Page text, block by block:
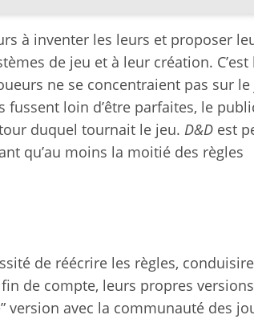
à inventer les leurs et proposer
de jeu et à leur création. C’est
ne se concentraient pas sur le
loin d’être parfaites, le
duquel tournait le jeu. D&D est
qu’au moins la moitié des règles
de réécrire les règles,
de compte, leurs propres
version avec la communauté des